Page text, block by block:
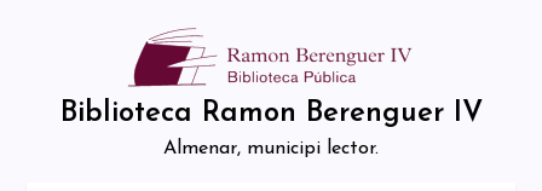
Biblioteca Ramon Berenguer IV
Almenar, municipi lector.